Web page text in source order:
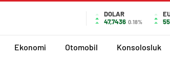
DOLAR
47,7436 0.18%
Ekonomi Otomobil Konsolosluk